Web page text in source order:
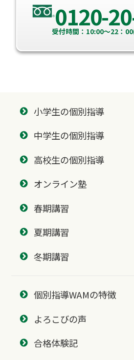
0120-
受付時間：10:00～22：
小学生の個別指導
中学生の個別指導
高校生の個別指導
オンライン塾
春期講習
夏期講習
冬期講習
個別指導WAMの特徴
よろこびの声
合格体験記